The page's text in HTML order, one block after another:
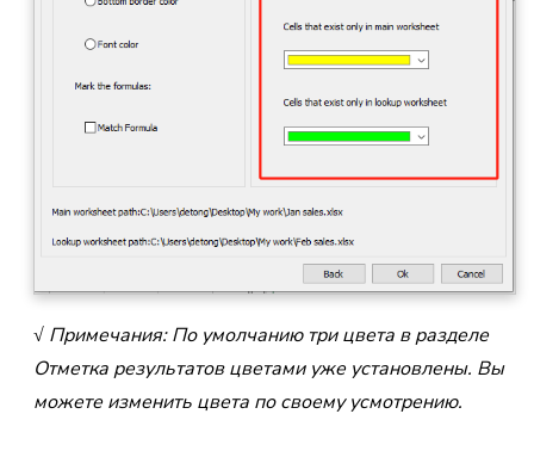
√ Примечания: По умолчанию три цвета в разделе
Отметка результатов цветами уже установлены. Вы
можете изменить цвета по своему усмотрению.